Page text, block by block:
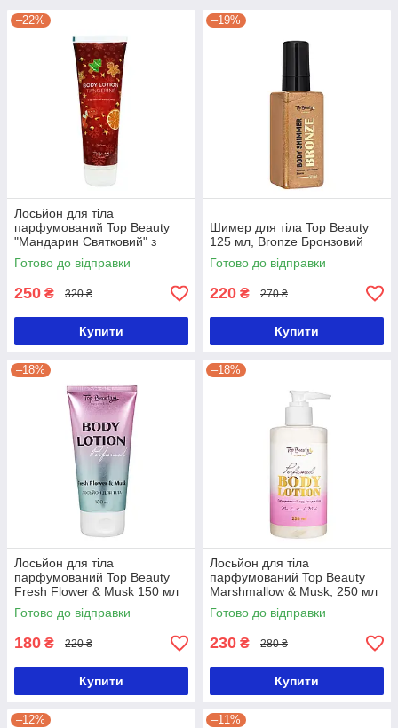
–22%
Лосьйон для тіла
парфумований Top Beauty
"Мандарин Святковий" з
олією ши 250 мл
Готово до відправки
250 ₴ 320 ₴
Купити
–19%
Шимер для тіла Top Beauty
125 мл, Bronze Бронзовий
Готово до відправки
220 ₴ 270 ₴
Купити
–18%
Лосьйон для тіла
парфумований Top Beauty
Fresh Flower & Musk 150 мл
Готово до відправки
180 ₴ 220 ₴
Купити
–18%
Лосьйон для тіла
парфумований Top Beauty
Marshmallow & Musk, 250 мл
Готово до відправки
230 ₴ 280 ₴
Купити
–12% –11%